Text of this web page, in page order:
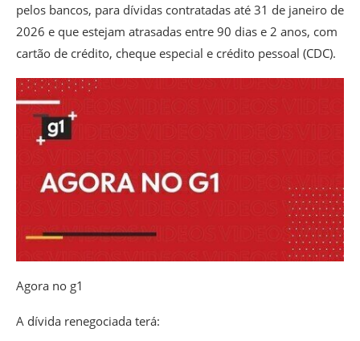
pelos bancos, para dívidas contratadas até 31 de janeiro de
2026 e que estejam atrasadas entre 90 dias e 2 anos, com
cartão de crédito, cheque especial e crédito pessoal (CDC).
Agora no g1
A dívida renegociada terá: